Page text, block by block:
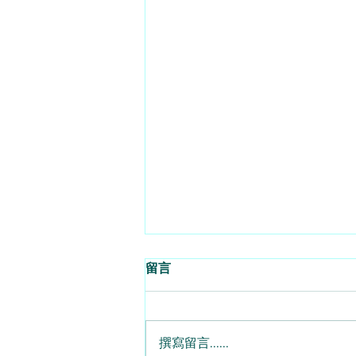
要跌至25500的水平 - 2026 -
點， 收25915，成交可以保持在
留言
撰寫留言......